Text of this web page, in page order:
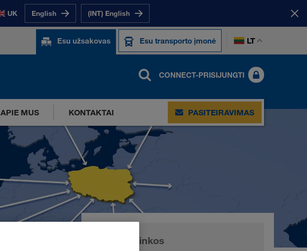
UK English (INT) English
Esu užsakovas Esu transporto įmonė LT
CONNECT-PRISIJUNGTI
APIE MUS KONTAKTAI PASITEIRAVIMAS
Mūsų rinkos